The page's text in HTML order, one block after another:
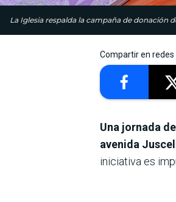
La Iglesia respalda la campaña de donación
Compartir en redes
Una jornada
avenida
iniciativa es